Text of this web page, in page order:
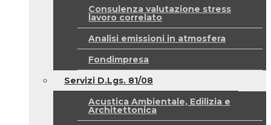
Consulenza valutazione stress
lavoro correlato
Analisi emissioni in atmosfera
Fondimpresa
Servizi D.Lgs. 81/08
Acustica Ambientale, Edilizia e
Architettonica